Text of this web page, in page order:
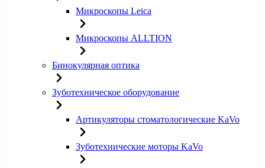
Микроскопы Leica
Микроскопы ALLTION
Бинокулярная оптика
Зуботехническое оборудование
Артикуляторы стоматологические KaVo
Зуботехнические моторы KaVo